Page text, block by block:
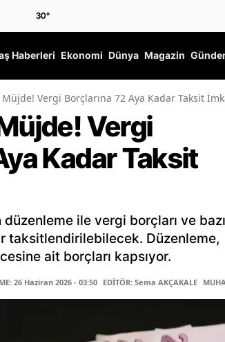
30°
Haberleri Ekonomi Dünya Magazin
Vergi Borçlarına 72 Aya Kadar Taksit
Vergi
Kadar Taksit
ile vergi borçları ve bazı
taksitlendirilebilecek. Düzenleme,
ait borçları kapsıyor.
26 Haziran 2026 - 03:50 EDİTÖR: Sema AKÇAKALE